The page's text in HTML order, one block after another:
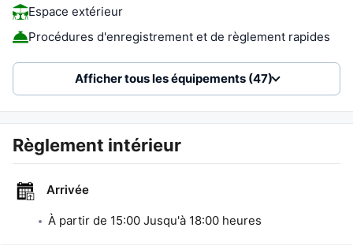
Espace extérieur
Procédures d'enregistrement et de règlement rapides
Afficher tous les équipements (47)
Règlement intérieur
Arrivée
À partir de 15:00 Jusqu'à 18:00 heures